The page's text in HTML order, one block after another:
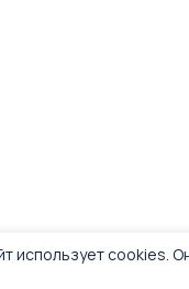
использует cookies.